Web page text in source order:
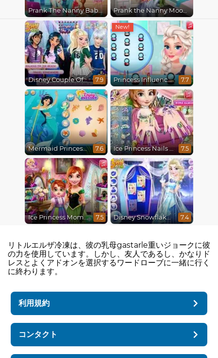
Prank The Nanny Baby Ariel Prank the Nanny Moody Ally
Disney Couple Of The Year 7.9 Princess Influencer Winter Wonderland 7.7
Mermaid Princesses 7.6 Ice Princess Nails Spa 7.5
Ice Princess Mommy Real Makeover 7.5 Disney Snowflakes Winter Ball 7.4
リトルエルザ冷凍は、彼の乳母gastarle重いジョークに彼
の力を使用しています。しかし、友人であるし、かなりド
レスとよくアドオンを選択するワードローブに一緒に行く
に終わります。
利用規約
コンタクト